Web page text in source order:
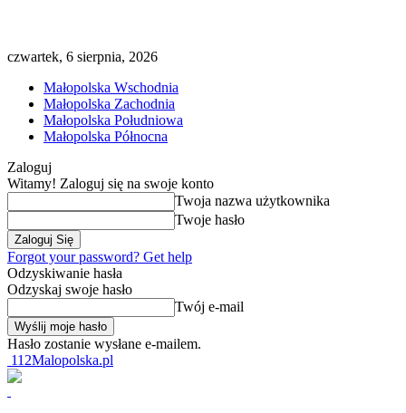
czwartek, 6 sierpnia, 2026
Małopolska Wschodnia
Małopolska Zachodnia
Małopolska Południowa
Małopolska Północna
Zaloguj
Witamy! Zaloguj się na swoje konto
Twoja nazwa użytkownika
Twoje hasło
Forgot your password? Get help
Odzyskiwanie hasła
Odzyskaj swoje hasło
Twój e-mail
Hasło zostanie wysłane e-mailem.
112Malopolska.pl